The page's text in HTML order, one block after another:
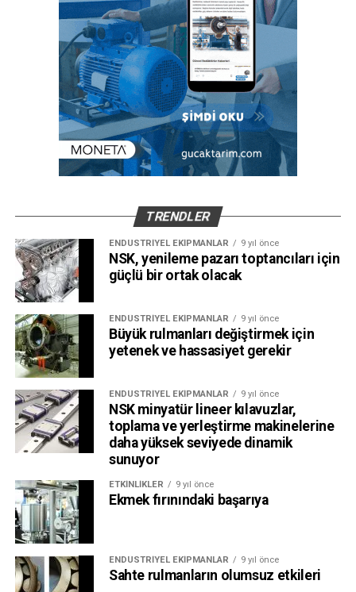
TRENDLER
ENDÜSTRIYEL EKIPMANLAR 9 yıl önce
NSK, yenileme pazarı toptancıları için
güçlü bir ortak olacak
ENDÜSTRIYEL EKIPMANLAR 9 yıl önce
Büyük rulmanları değiştirmek için
yetenek ve hassasiyet gerekir
ENDÜSTRIYEL EKIPMANLAR 9 yıl önce
NSK minyatür lineer kılavuzlar,
toplama ve yerleştirme makinelerine
daha yüksek seviyede dinamik
sunuyor
ETKINLIKLER 9 yıl önce
Ekmek fırınındaki başarıya
ENDÜSTRIYEL EKIPMANLAR 9 yıl önce
Sahte rulmanların olumsuz etkileri